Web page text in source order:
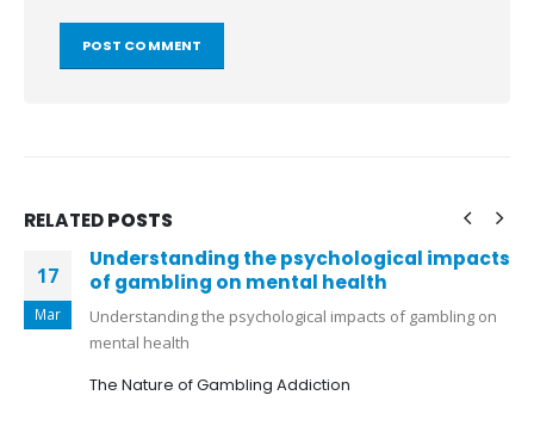
RELATEDPOSTS
17
Mar
Understanding the psychological impacts
of gambling on mental health
Understanding the psychological impacts of gambling on
mental health
The Nature of Gambling Addiction